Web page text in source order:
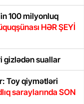
100 milyonluq
HƏR ŞEYİ
gizlədən suallar
Toy qiymətləri
saraylarında SON